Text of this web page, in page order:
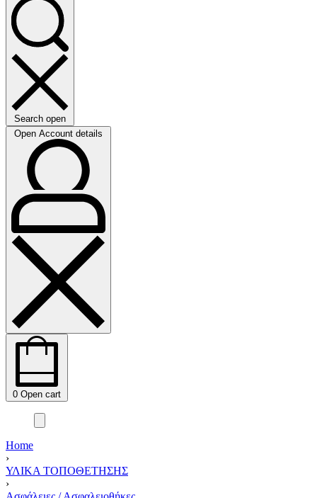
Search open
Open Account details
0 Open cart
Home
›
ΥΛΙΚΑ ΤΟΠΟΘΕΤΗΣΗΣ
›